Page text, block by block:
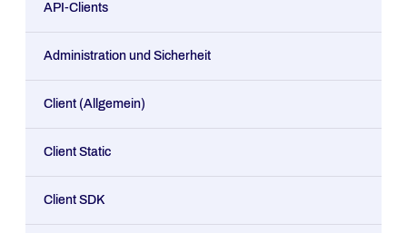
API-Clients
Administration und Sicherheit
Client (Allgemein)
Client Static
Client SDK